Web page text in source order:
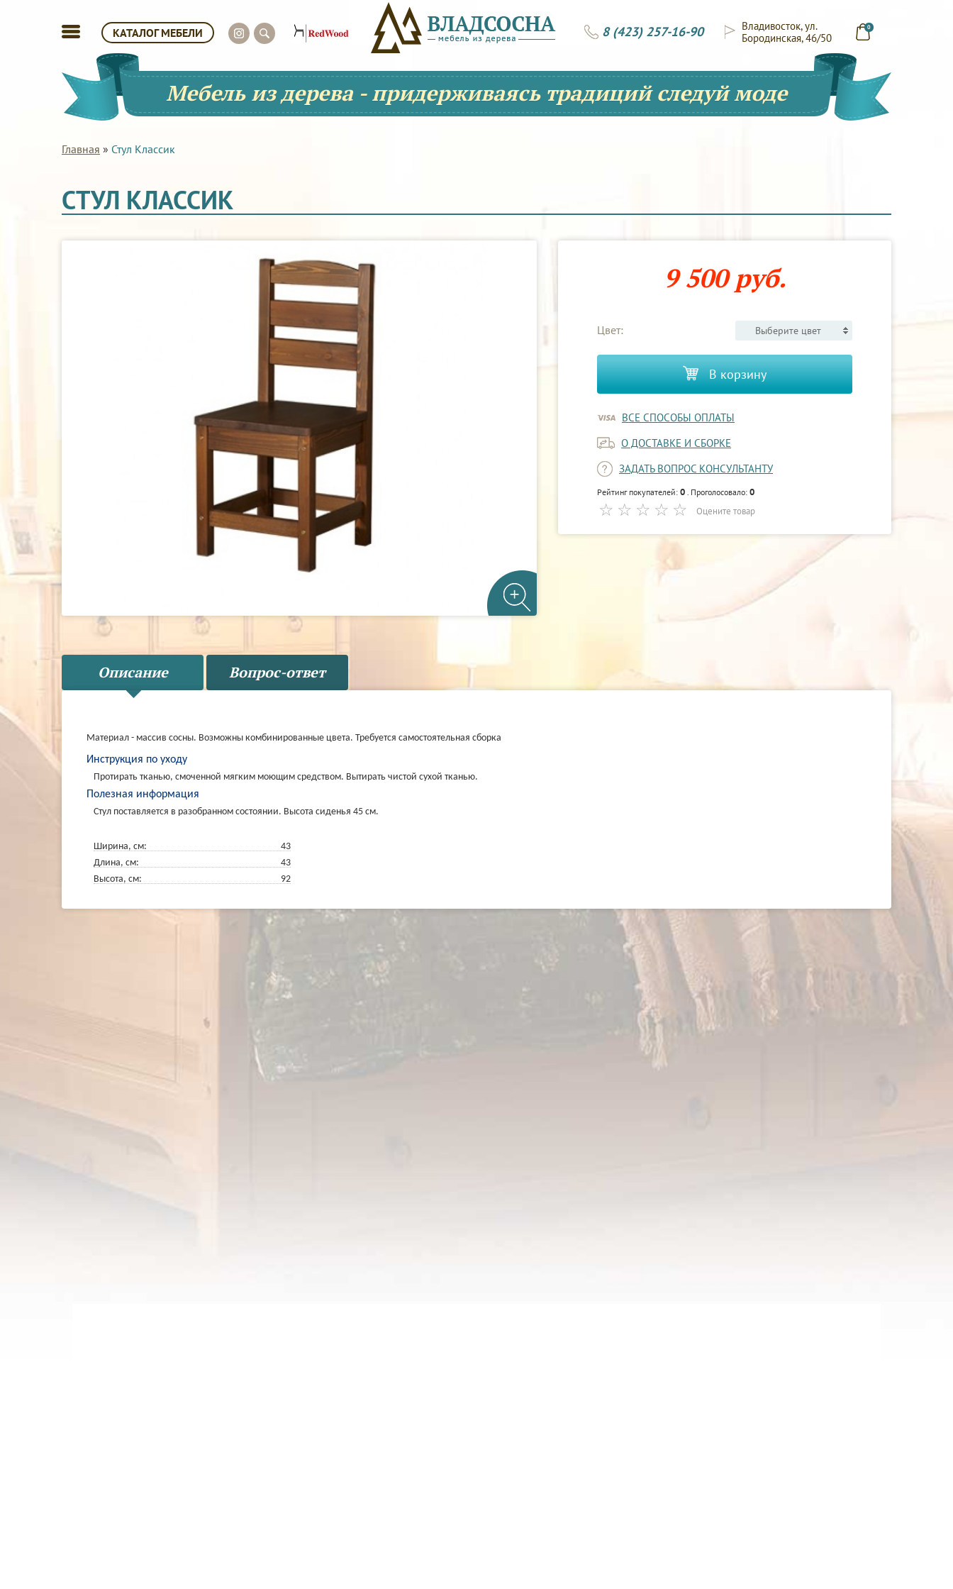
КАТАЛОГ МЕБЕЛИ 0
Владивосток, ул.
Бородинская, 46/50
8 (423) 257-16-90
Мебель из дерева - придерживаясь традиций следуй моде
Главная » Стул Классик
СТУЛ КЛАССИК
9 500 руб.
Цвет: Выберите цвет
В корзину
ВСЕ СПОСОБЫ ОПЛАТЫ
О ДОСТАВКЕ И СБОРКЕ
ЗАДАТЬ ВОПРОС КОНСУЛЬТАНТУ
Рейтинг покупателей: 0 . Проголосовало: 0
Оцените товар
Описание Вопрос-ответ
Материал - массив сосны. Возможны комбинированные цвета. Требуется самостоятельная сборка
Инструкция по уходу
Протирать тканью, смоченной мягким моющим средством. Вытирать чистой сухой тканью.
Полезная информация
Стул поставляется в разобранном состоянии. Высота сиденья 45 см.
Ширина, см:
43
Длина, см:
43
Высота, см:
92